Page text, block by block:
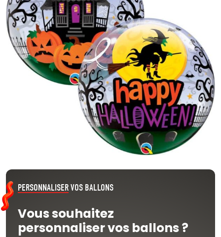
PERSONNALISERVOS BALLONS
Vous souhaitez
personnaliser vos ballons ?